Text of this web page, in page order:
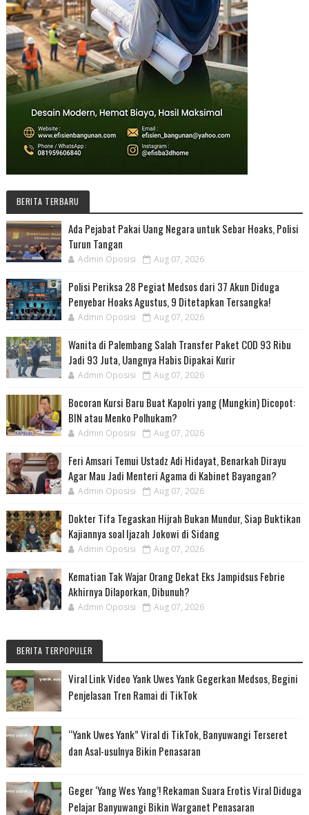
BERITA TERBARU
Ada Pejabat Pakai Uang Negara untuk Sebar Hoaks, Polisi
Turun Tangan
Admin Oposisi Aug 07, 2026
Polisi Periksa 28 Pegiat Medsos dari 37 Akun Diduga
Penyebar Hoaks Agustus, 9 Ditetapkan Tersangka!
Admin Oposisi Aug 07, 2026
Wanita di Palembang Salah Transfer Paket COD 93 Ribu
Jadi 93 Juta, Uangnya Habis Dipakai Kurir
Admin Oposisi Aug 07, 2026
Bocoran Kursi Baru Buat Kapolri yang (Mungkin) Dicopot:
BIN atau Menko Polhukam?
Admin Oposisi Aug 07, 2026
Feri Amsari Temui Ustadz Adi Hidayat, Benarkah Dirayu
Agar Mau Jadi Menteri Agama di Kabinet Bayangan?
Admin Oposisi Aug 07, 2026
Dokter Tifa Tegaskan Hijrah Bukan Mundur, Siap Buktikan
Kajiannya soal Ijazah Jokowi di Sidang
Admin Oposisi Aug 07, 2026
Kematian Tak Wajar Orang Dekat Eks Jampidsus Febrie
Akhirnya Dilaporkan, Dibunuh?
Admin Oposisi Aug 07, 2026
BERITA TERPOPULER
Viral Link Video Yank Uwes Yank Gegerkan Medsos, Begini
Penjelasan Tren Ramai di TikTok
“Yank Uwes Yank” Viral di TikTok, Banyuwangi Terseret
dan Asal-usulnya Bikin Penasaran
Geger ‘Yang Wes Yang’! Rekaman Suara Erotis Viral Diduga
Pelajar Banyuwangi Bikin Warganet Penasaran